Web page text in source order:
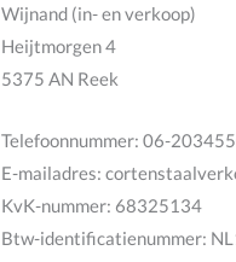
Wijnand (in- en verkoop)
Heijtmorgen 4
5375 AN Reek
Telefoonnummer: 06-
E-mailadres:
KvK-nummer: 68325134
Btw-identificatienummer: